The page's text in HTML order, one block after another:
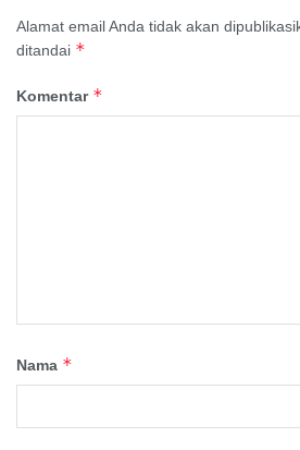
Alamat email Anda tidak akan
ditandai *
Komentar *
Nama *